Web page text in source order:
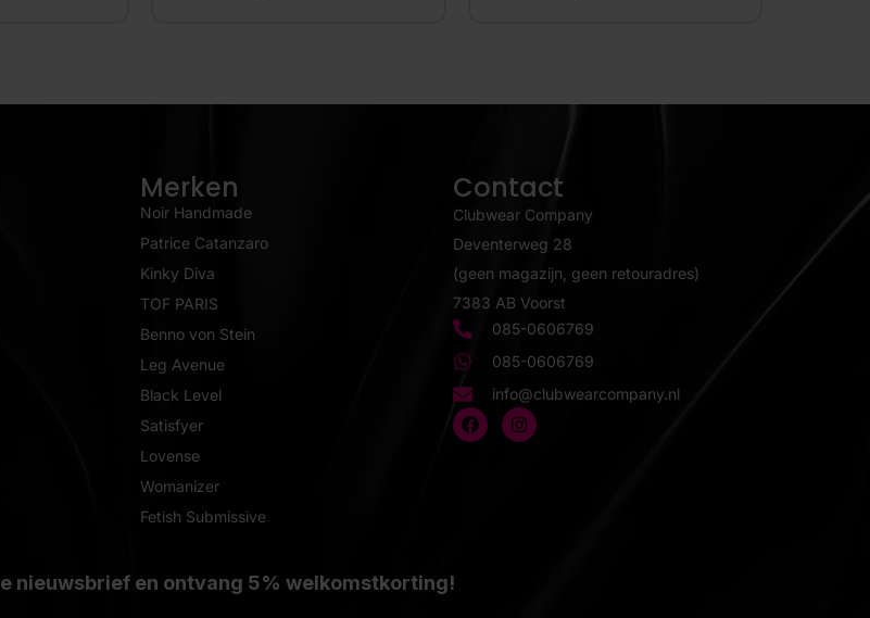
Merken
Noir Handmade
Patrice Catanzaro
Kinky Diva
TOF PARIS
Benno von Stein
Leg Avenue
Black Level
Satisfyer
Lovense
Womanizer
Fetish Submissive
Contact
Clubwear Company
Deventerweg 28
(geen magazijn, geen retouradres)
7383 AB Voorst
085-0606769
085-0606769
info@clubwearcompany.nl